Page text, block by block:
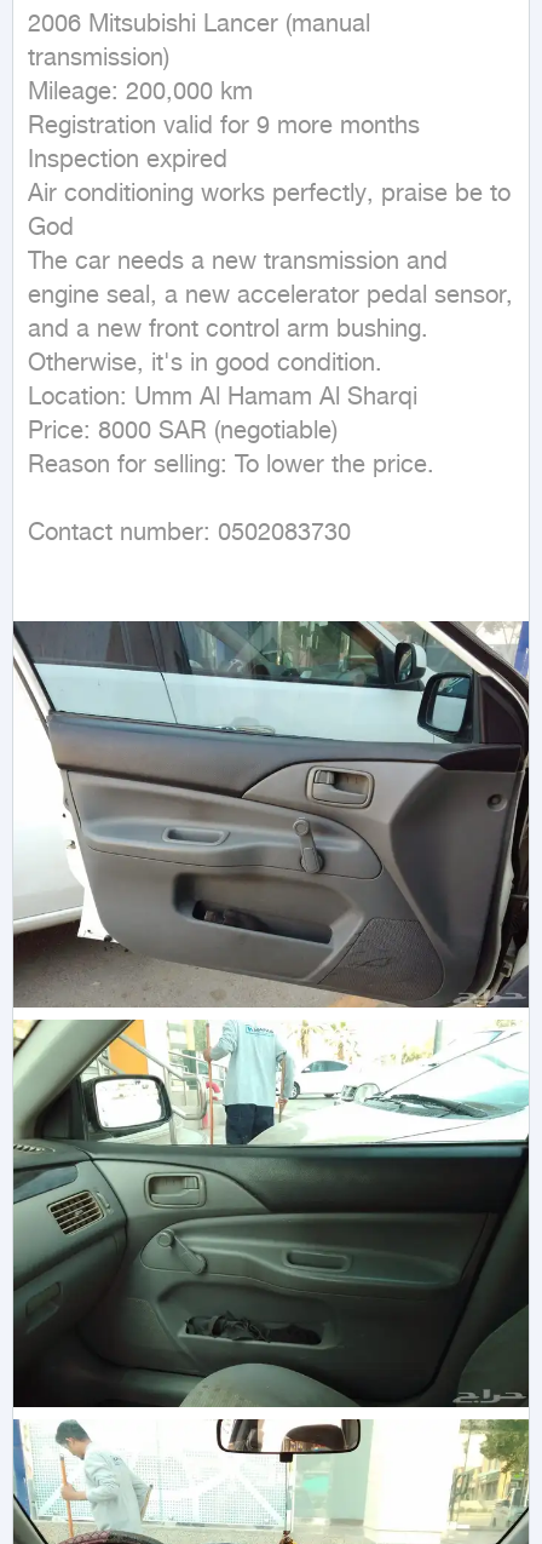
2006 Mitsubishi Lancer (manual
transmission)
Mileage: 200,000 km
Registration valid for 9 more months
Inspection expired
Air conditioning works perfectly, praise be to
God
The car needs a new transmission and
engine seal, a new accelerator pedal sensor,
and a new front control arm bushing.
Otherwise, it's in good condition.
Location: Umm Al Hamam Al Sharqi
Price: 8000 SAR (negotiable)
Reason for selling: To lower the price.
Contact number: 0502083730